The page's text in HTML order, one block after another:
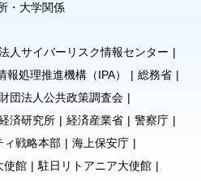
・大学関係
人サイバーリスク情報センター
報処理推進機構（IPA）
総務省
団法人公共政策調査会
済研究所
経済産業省
警察庁
ィ戦略本部
海上保安庁
使館
駐日リトアニア大使館